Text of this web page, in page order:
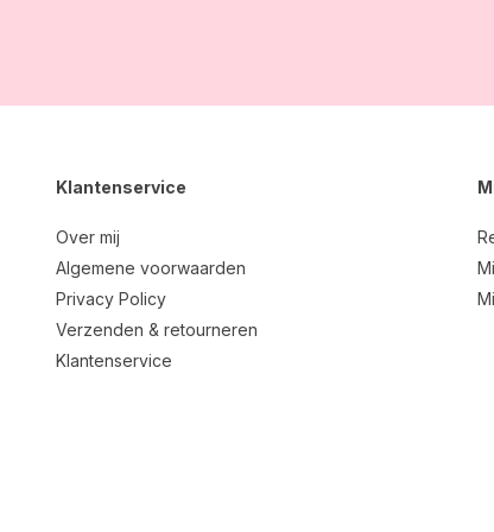
Klantenservice
Over mij
Algemene voorwaarden
Privacy Policy
Verzenden & retourneren
Klantenservice